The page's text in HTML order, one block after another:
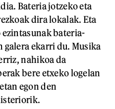
Bateria jotzeko eta
dira lokalak. Eta
bateria-
ekarri du. Musika
nahikoa da
bere etxeko logelan
egon den